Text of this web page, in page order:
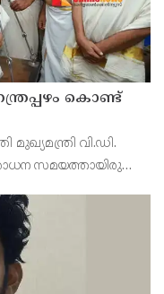
കൊണ്ട്
വി.ഡി.
സമയത്തായിരുന്നു